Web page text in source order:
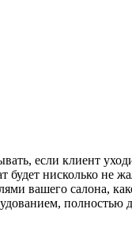
если клиент
нисколько не
вашего салона,
полностью